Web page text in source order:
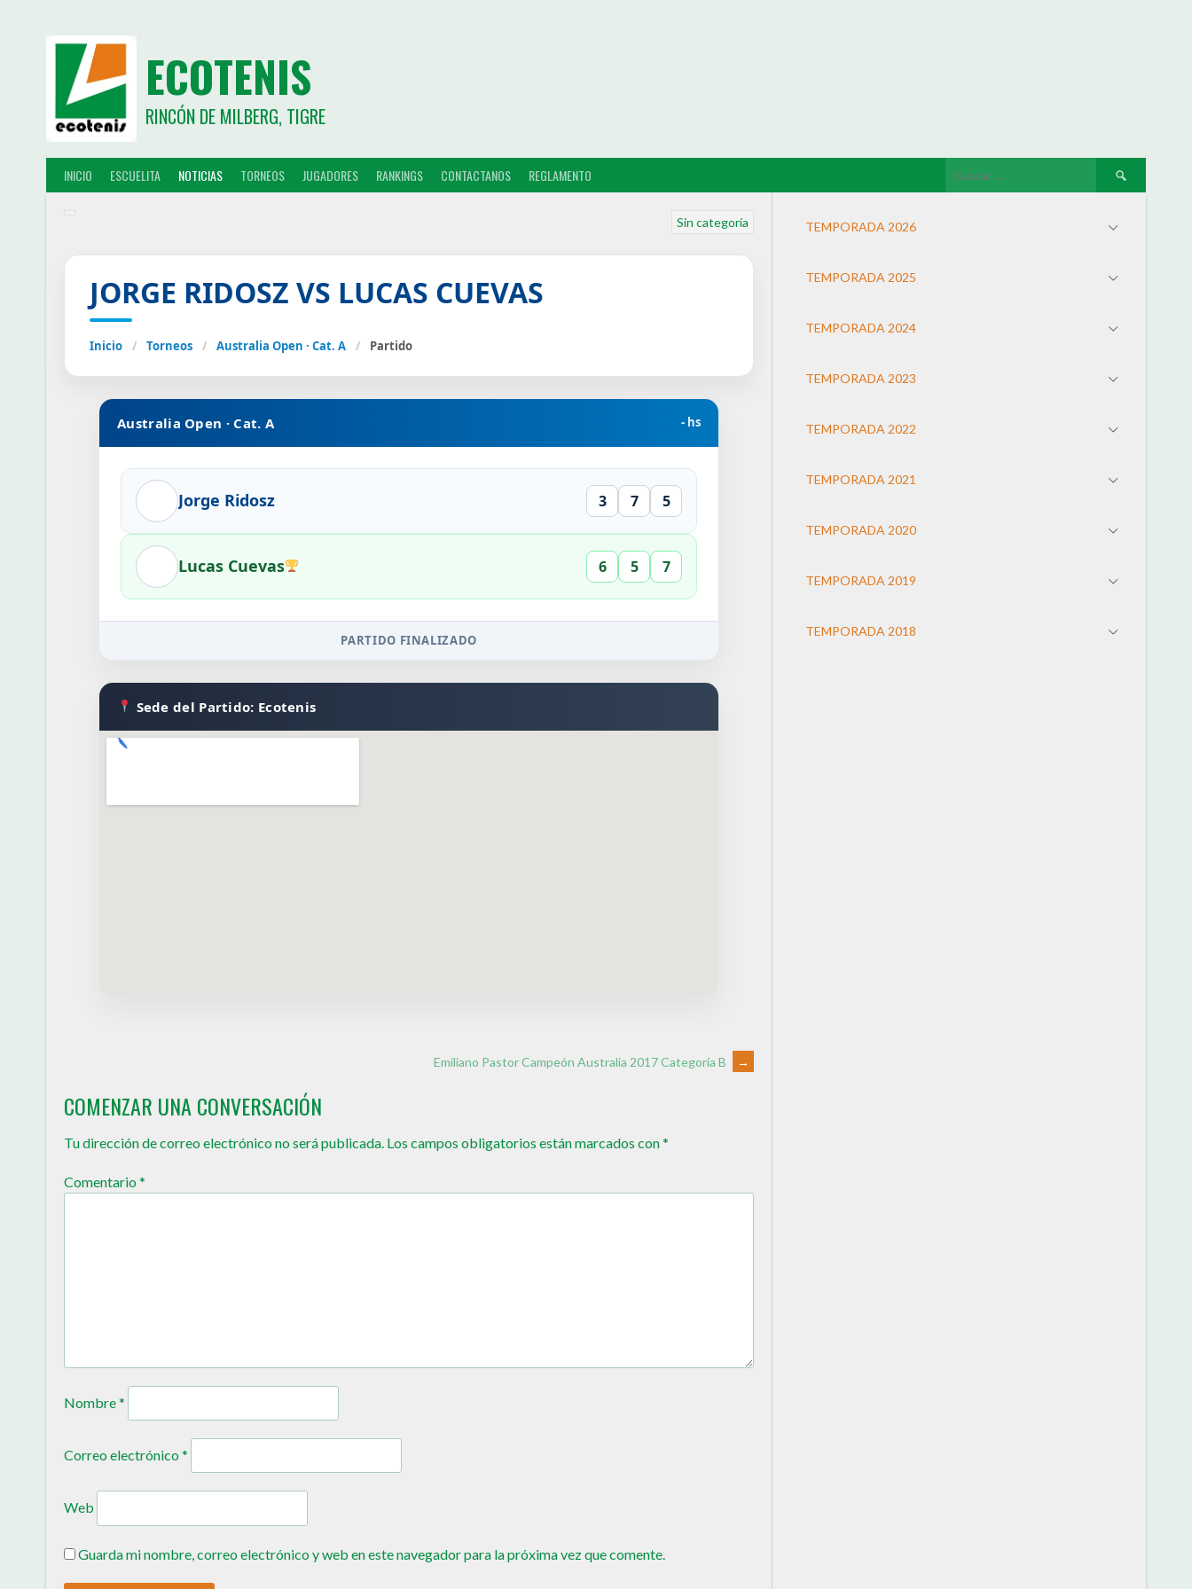
ECOTENIS
RINCÓN DE MILBERG, TIGRE
INICIO ESCUELITA NOTICIAS TORNEOS JUGADORES RANKINGS CONTACTANOS REGLAMENTO
Sin categoría
JORGE RIDOSZ VS LUCAS CUEVAS
Inicio / Torneos / Australia Open · Cat. A / Partido
Australia Open · Cat. A - hs
Jorge Ridosz 3 7 5
Lucas Cuevas 6 5 7
PARTIDO FINALIZADO
Sede del Partido: Ecotenis
Emiliano Pastor Campeón Australia 2017 Categoría B →
COMENZAR UNA CONVERSACIÓN
Tu dirección de correo electrónico no será publicada. Los campos obligatorios están marcados con*
Comentario*
Nombre*
Correo electrónico*
Web
Guarda mi nombre, correo electrónico y web en este navegador para la próxima vez que comente.
TEMPORADA 2026
TEMPORADA 2025
TEMPORADA 2024
TEMPORADA 2023
TEMPORADA 2022
TEMPORADA 2021
TEMPORADA 2020
TEMPORADA 2019
TEMPORADA 2018